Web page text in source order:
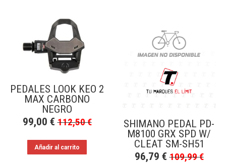
PEDALES LOOK KEO 2
MAX CARBONO
NEGRO
99,00 € 112,50€
Añadir al carrito
SHIMANO PEDAL PD-
M8100 GRX SPD W/
CLEAT SM-SH51
96,79 € 109,99€